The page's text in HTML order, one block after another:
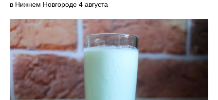
в Нижнем Новгороде 4 августа